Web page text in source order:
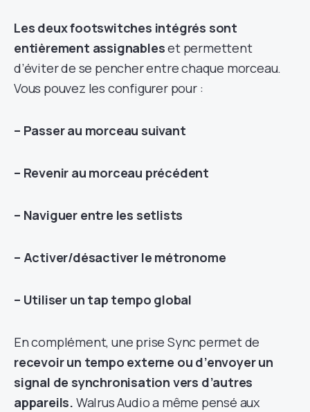
Les deux footswitches intégrés sont
entièrement assignableset permettent
d’éviter de se pencher entre chaque morceau.
Vous pouvez les configurer pour :
– Passer au morceau suivant
– Revenir au morceau précédent
– Naviguer entre les setlists
– Activer/désactiver le métronome
– Utiliser un tap tempo global
En complément, une prise Sync permet de
recevoir un tempo externe ou d’envoyer un
signal de synchronisation vers d’autres
appareils. Walrus Audio a même pensé aux